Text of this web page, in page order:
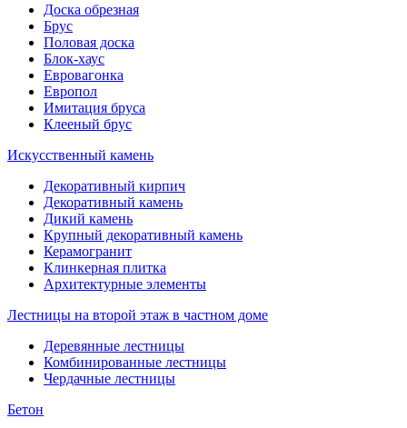
Доска обрезная
Брус
Половая доска
Блок-хаус
Евровагонка
Европол
Имитация бруса
Клееный брус
Искусственный камень
Декоративный кирпич
Декоративный камень
Дикий камень
Крупный декоративный камень
Керамогранит
Клинкерная плитка
Архитектурные элементы
Лестницы на второй этаж в частном доме
Деревянные лестницы
Комбинированные лестницы
Чердачные лестницы
Бетон